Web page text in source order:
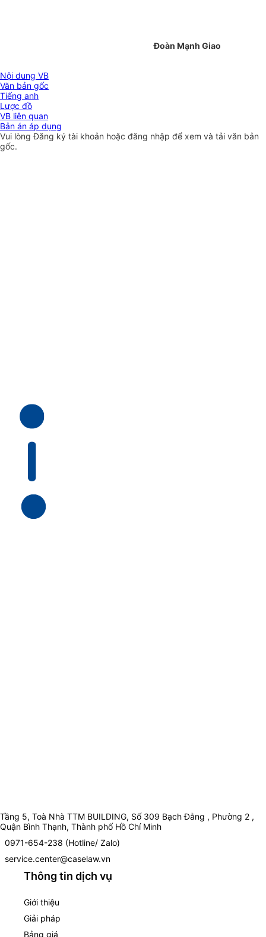
Đoàn Mạnh Giao
Nội dung VB
Văn bản gốc
Tiếng anh
Lược đồ
VB liên quan
Bản án áp dụng
Vui lòngĐăng ký tài khoản hoặc đăng nhập để xem và tải văn bản
gốc.
Tầng 5, Toà Nhà TTM BUILDING, Số 309 Bạch Đằng , Phường 2 ,
Quận Bình Thạnh, Thành phố Hồ Chí Minh
0971-654-238 (Hotline/ Zalo)
service.center@caselaw.vn
Thông tin dịch vụ
Giới thiệu
Giải pháp
Bảng giá